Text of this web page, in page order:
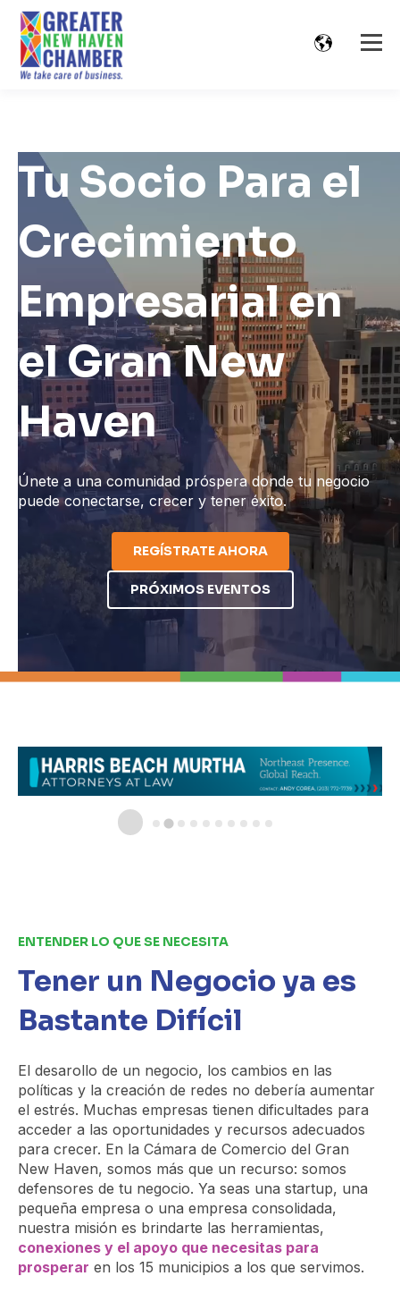
Tu Socio Para el
Crecimiento
Empresarial en
el Gran New
Haven
Únete a una comunidad próspera donde tu negocio
puede conectarse, crecer y tener éxito.
REGÍSTRATE AHORA
PRÓXIMOS EVENTOS
ENTENDER LO QUE SE NECESITA
Tener un Negocio ya es
Bastante Difícil
El desarollo de un negocio, los cambios en las
políticas y la creación de redes no debería aumentar
el estrés. Muchas empresas tienen dificultades para
acceder a las oportunidades y recursos adecuados
para crecer. En la Cámara de Comercio del Gran
New Haven, somos más que un recurso: somos
defensores de tu negocio. Ya seas una startup, una
pequeña empresa o una empresa consolidada,
nuestra misión es brindarte las herramientas,
conexiones y el apoyo que necesitas para
prosperar en los 15 municipios a los que servimos.